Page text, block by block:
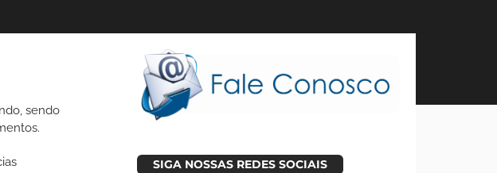
sendo
SIGA NOSSAS REDES SOCIAIS